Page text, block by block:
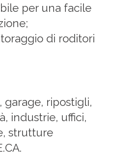
per una facile
di roditori
garage, ripostigli,
industrie, uffici,
strutture